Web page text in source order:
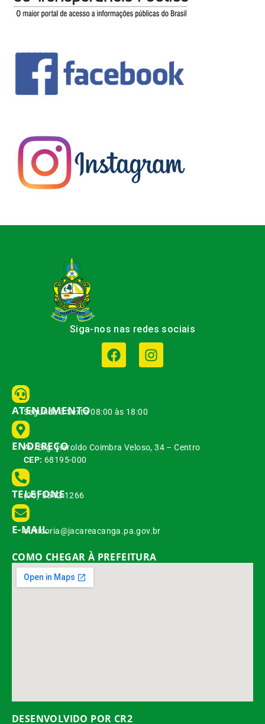
Siga-nos nas redes sociais
ATENDIMENTO
Segunda à Sexta 08:00 às 18:00
ENDEREÇO
Av. Brg. Haroldo Coimbra Veloso, 34 – Centro
CEP: 68195-000
TELEFONE
(93) 3542-1266
E-MAIL
ouvidoria@jacareacanga.pa.gov.br
COMO CHEGAR À PREFEITURA
DESENVOLVIDO POR CR2